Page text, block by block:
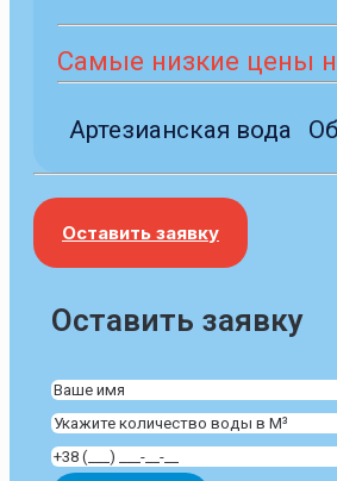
Самые низкие цены
Артезианская вода
Оставить заявку
Оставить заявку